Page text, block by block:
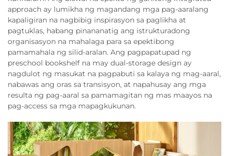
approach ay lumikha ng magandang mga pag-aaralang
kapaligiran na nagbibig inspirasyon sa paglikha at
pagtuklas, habang pinananatig ang istrukturadong
organisasyon na mahalaga para sa epektibong
pamamahala ng silid-aralan. Ang pagpapatupad ng
preschool bookshelf na may dual-storage design ay
nagdulot ng masukat na pagpabuti sa kalaya ng mag-aaral,
nabawas ang oras sa transisyon, at napahusay ang mga
resulta ng pag-aaral sa pamamagitan ng mas maayos na
pag-access sa mga mapagkukunan.